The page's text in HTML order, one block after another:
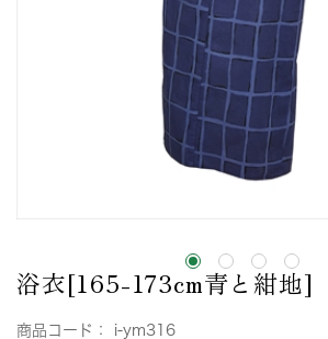
浴衣[165-173cm青と紺地]
商品コード： i-ym316